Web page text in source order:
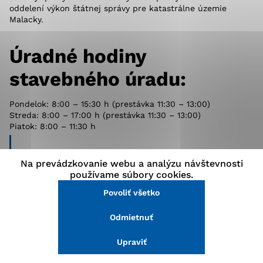
oddelení výkon štátnej správy pre katastrálne územie
Malacky.
Úradné hodiny
stavebného úradu:
Pondelok: 8:00 – 15:30 h (prestávka 11:30 – 13:00)
Streda: 8:00 – 17:00 h (prestávka 11:30 – 13:00)
Piatok: 8:00 – 11:30 h
Kontakty:
Ing. Katarína Bačová Šálková
+421347966156
katarina.bacova.salkova@malacky.sk
Na prevádzkovanie webu a analýzu návštevnosti
používame súbory cookies.
Povoliť všetko
Odmietnuť
Upraviť
stránke a prístup k zabezpečeným oblastiam webovej
stránky. Bez týchto súborov cookie nemôže web
Analytické cookies
Analytické cookies pomáhajú prevádzkovateľovi stránok
pochopiť, ako návštevníci stránok stránku používajú,
aby mohol stránky optimalizovať a ponúknuť im lepšiu
skúsenosť. Všetky dáta sa zbierajú anonymne a nie je
možné ich spojiť s konkrétnou osobou.
Povoliť všetko
Uložiť nastavenia
Viac informácií